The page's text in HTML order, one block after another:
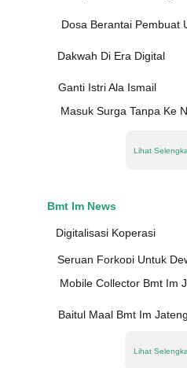
Dosa Berantai Pembuat
Dakwah Di Era Digital
Ganti Istri Ala Ismail
Masuk Surga Tanpa Ke
Lihat
Bmt Im News
Digitalisasi Koperasi
Seruan Forkopi Untuk
Mobile Collector Bmt Im
Baitul Maal Bmt Im Jateng
Lihat